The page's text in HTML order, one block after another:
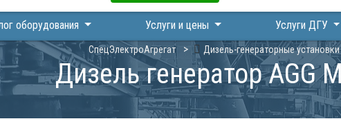
оборудования Услуги и цены Услуги ДГУ
СпецЭлектроАгрегат Дизель-генераторные установки
Дизель генератор AGG